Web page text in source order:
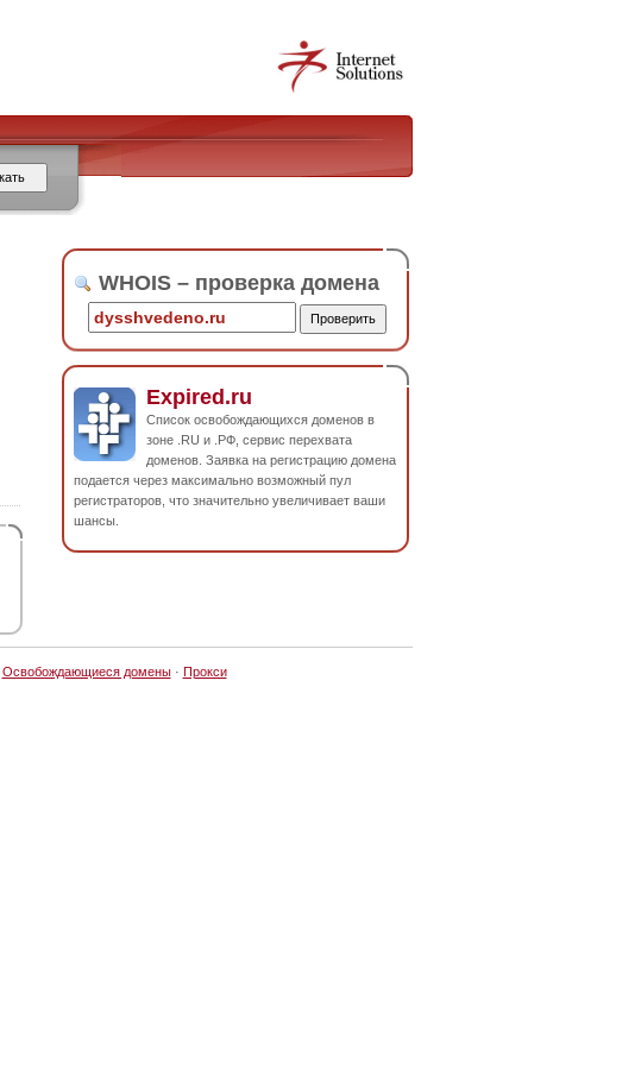
WHOIS – проверка домена
Expired.ru
Список освобождающихся доменов в
зоне .RU и .РФ, сервис перехвата
доменов. Заявка на регистрацию домена
подается через максимально возможный пул
регистраторов, что значительно увеличивает ваши
шансы.
Освобождающиеся домены· Прокси